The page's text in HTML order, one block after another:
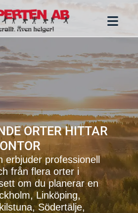
ORTER HITTAR
erbjuder professionell
från flera orter i
om du planerar en
Linköping,
Södertälje,